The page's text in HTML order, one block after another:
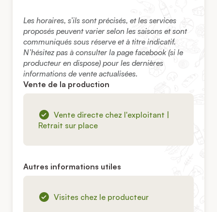
Les horaires, s’ils sont précisés, et les services
proposés peuvent varier selon les saisons et sont
communiqués sous réserve et à titre indicatif.
N’hésitez pas à consulter la page facebook (si le
producteur en dispose) pour les dernières
informations de vente actualisées.
Vente de la production
Vente directe chez l'exploitant |
Retrait sur place
Autres informations utiles
Visites chez le producteur